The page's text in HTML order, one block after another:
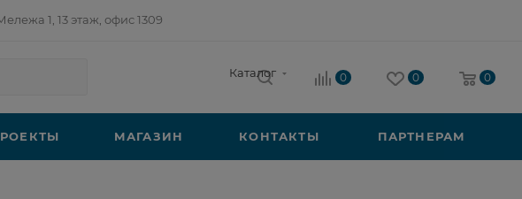
1, 13 этаж, офис 1309
Каталог 0 0 0
МАГАЗИН КОНТАКТЫ ПАРТНЕРАМ